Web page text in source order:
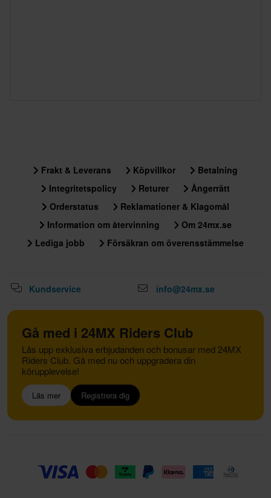
Frakt & Leverans Köpvillkor
Betalning
Integritetspolicy
Returer
Ångerrätt
Orderstatus
Reklamationer & Klagomål
Information om återvinning
Om 24mx.se
Lediga jobb
Försäkran om överensstämmelse
Kundservice info@24mx.se
Gå med i 24MX Riders Club
Lås upp exklusiva erbjudanden och bonusar med 24MX
Riders Club. Gå med nu och uppgradera din
körupplevelse!
Läs mer Registrera dig